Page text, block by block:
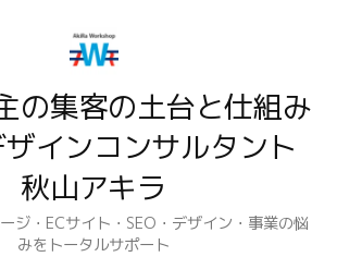
の集客の土台と仕組み
インコンサルタント
秋山アキラ
ジ・ECサイト・SEO・デザイン・事業の悩
みをトータルサポート